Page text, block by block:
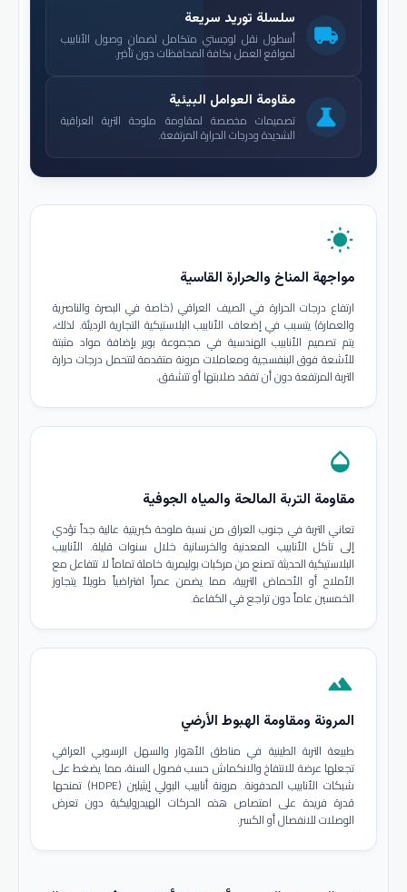
local_shipping
سلسلة توريد سريعة
أسطول نقل لوجستي متكامل لضمان وصول الأنابيب
لمواقع العمل بكافة المحافظات دون تأخير.
science
مقاومة العوامل البيئية
تصميمات مخصصة لمقاومة ملوحة التربة العراقية
الشديدة ودرجات الحرارة المرتفعة.
wb_sunny
مواجهة المناخ والحرارة القاسية
ارتفاع درجات الحرارة في الصيف العراقي (خاصة في البصرة والناصرية
والعمارة) يتسبب في إضعاف الأنابيب البلاستيكية التجارية الرديئة. لذلك،
يتم تصميم الأنابيب الهندسية في مجموعة بوير بإضافة مواد مثبتة
للأشعة فوق البنفسجية ومعاملات مرونة متقدمة لتتحمل درجات حرارة
التربة المرتفعة دون أن تفقد صلابتها أو تتشقق.
opacity
مقاومة التربة المالحة والمياه الجوفية
تعاني التربة في جنوب العراق من نسبة ملوحة كبريتية عالية جداً تؤدي
إلى تآكل الأنابيب المعدنية والخرسانية خلال سنوات قليلة. الأنابيب
البلاستيكية الحديثة تصنع من مركبات بوليمرية خاملة تماماً لا تتفاعل مع
الأملاح أو الأحماض التربية، مما يضمن عمراً افتراضياً طويلاً يتجاوز
الخمسين عاماً دون تراجع في الكفاءة.
terrain
المرونة ومقاومة الهبوط الأرضي
طبيعة التربة الطينية في مناطق الأهوار والسهل الرسوبي العراقي
تجعلها عرضة للانتفاخ والانكماش حسب فصول السنة، مما يضغط على
شبكات الأنابيب المدفونة. مرونة أنابيب البولي إيثيلين (HDPE) تمنحها
قدرة فريدة على امتصاص هذه الحركات الهيدروليكية دون تعرض
الوصلات للانفصال أو الكسر.